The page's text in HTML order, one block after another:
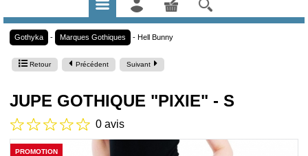
Gothyka - Marques Gothiques - Hell Bunny
Retour Précédent Suivant
JUPE GOTHIQUE "PIXIE" - S
0 avis
PROMOTION